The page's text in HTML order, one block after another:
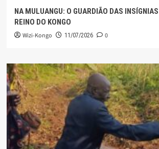
NA MULUANGU: O GUARDIÃO DAS
REINO DO KONGO
Wizi-Kongo 11/07/2026 0